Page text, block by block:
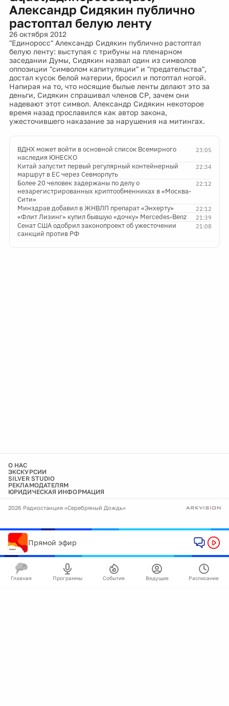
Александр Сидякин публично
растоптал белую ленту
26 октября 2012
"Единоросс" Александр Сидякин публично растоптал
белую ленту: выступая с трибуны на пленарном
заседании Думы, Сидякин назвал один из символов
оппозиции "символом капитуляции" и "предательства",
достал кусок белой материи, бросил и потоптал ногой.
Напирая на то, что носящие былые ленты делают это за
деньги, Сидякин спрашивал членов СР, зачем они
надевают этот символ. Александр Сидякин некоторое
время назад прославился как автор закона,
ужесточившего наказание за нарушения на митингах.
23:05
ВДНХ может войти в основной список Всемирного
наследия ЮНЕСКО
22:34
Китай запустит первый регулярный контейнерный
маршрут в ЕС через Севморпуть
22:12
Более 20 человек задержаны по делу о
незарегистрированных криптообменниках в «Москва-
Сити»
22:12
Минздрав добавил в ЖНВЛП препарат «Энхерту»
21:39
«Флит Лизинг» купил бывшую «дочку» Mercedes-Benz
21:08
Сенат США одобрил законопроект об ужесточении
санкций против РФ
О НАС
ЭКСКУРСИИ
SILVER STUDIO
РЕКЛАМОДАТЕЛЯМ
ЮРИДИЧЕСКАЯ ИНФОРМАЦИЯ
2026 Радиостанция «Серебряный Дождь»
Прямой эфир
Главная Программы События Ведущие Расписание